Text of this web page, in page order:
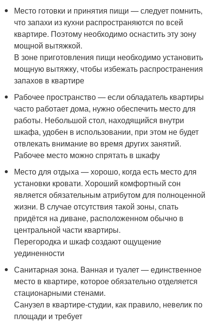
Место готовки и принятия пищи — следует помнить,
что запахи из кухни распространяются по всей
квартире. Поэтому необходимо оснастить эту зону
мощной вытяжкой.
В зоне приготовления пищи необходимо установить
мощную вытяжку, чтобы избежать распространения
запахов в квартире
Рабочее пространство — если обладатель квартиры
часто работает дома, нужно обеспечить место для
работы. Небольшой стол, находящийся внутри
шкафа, удобен в использовании, при этом не будет
отвлекать внимание во время других занятий.
Рабочее место можно спрятать в шкафу
Место для отдыха — хорошо, когда есть место для
установки кровати. Хороший комфортный сон
является обязательным атрибутом для полноценной
жизни. В случае отсутствия такой зоны, спать
придётся на диване, расположенном обычно в
центральной части квартиры.
Перегородка и шкаф создают ощущение
уединенности
Санитарная зона. Ванная и туалет — единственное
место в квартире, которое обязательно отделяется
стационарными стенами.
Санузел в квартире-студии, как правило, невелик по
площади и требует